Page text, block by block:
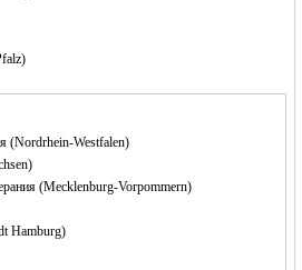
(Nordrhein-Westfalen)
(Mecklenburg-Vorpommern)
Hamburg)